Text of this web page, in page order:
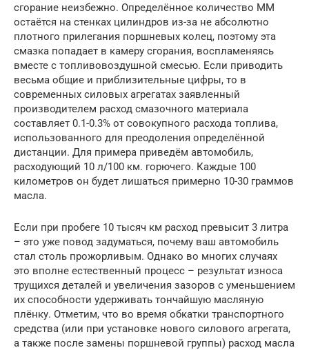
сгорание неизбежно. Определённое количество ММ
остаётся на стенках цилиндров из-за не абсолютно
плотного прилегания поршневых колец, поэтому эта
смазка попадает в камеру сгорания, воспламеняясь
вместе с топливовоздушной смесью. Если приводить
весьма общие и приблизительные цифры, то в
современных силовых агрегатах заявленный
производителем расход смазочного материала
составляет 0.1-0.3% от совокупного расхода топлива,
использованного для преодоления определённой
дистанции. Для примера приведём автомобиль,
расходующий 10 л/100 км. горючего. Каждые 100
километров он будет лишаться примерно 10-30 граммов
масла.
Если при пробеге 10 тысяч км расход превысит 3 литра
– это уже повод задуматься, почему ваш автомобиль
стал столь прожорливым. Однако во многих случаях
это вполне естественный процесс – результат износа
трущихся деталей и увеличения зазоров с уменьшением
их способности удерживать тончайшую масляную
плёнку. Отметим, что во время обкатки транспортного
средства (или при установке нового силового агрегата,
а также после замены поршневой группы) расход масла